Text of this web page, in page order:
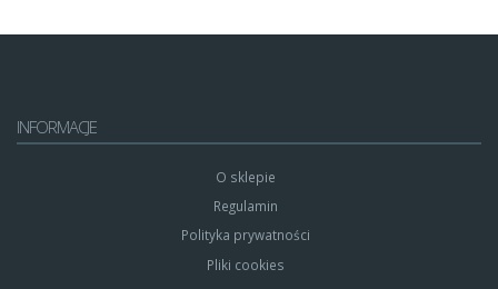
INFORMACJE
O sklepie
Regulamin
Polityka prywatności
Pliki cookies